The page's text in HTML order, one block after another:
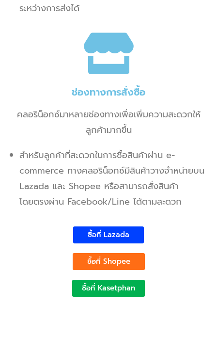
ระหว่างการส่งได้
ช่องทางการสั่งซื้อ
คลอริน็อกซ์มาหลายช่องทางเพื่อเพิ่มความสะดวกให้
ลูกค้ามากขึ้น
สำหรับลูกค้าที่สะดวกในการซื้อสินค้าผ่าน e-
commerce ทางคลอริน็อกซ์มีสินค้าวางจำหน่ายบน
Lazada และ Shopee หรือสามารถสั่งสินค้า
โดยตรงผ่าน Facebook/Line ได้ตามสะดวก
ซื้อที่ Lazada
ซื้อที่ Shopee
ซื้อที่ Kasetphan